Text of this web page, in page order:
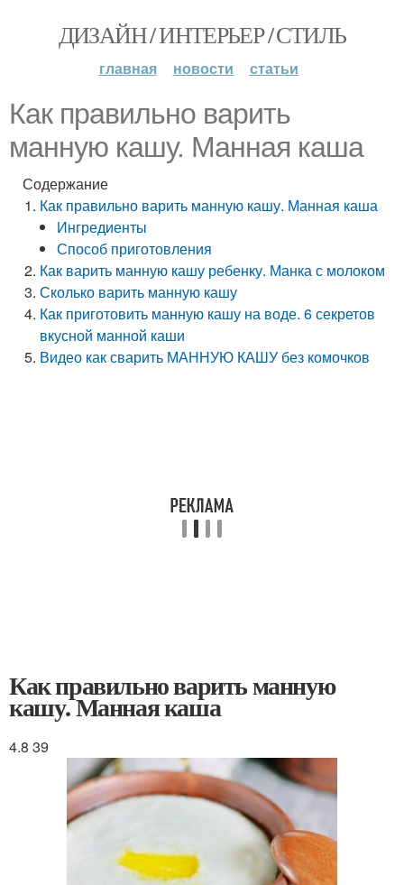
ДИЗАЙН / ИНТЕРЬЕР / СТИЛЬ
главная новости статьи
Как правильно варить
манную кашу. Манная каша
Содержание
Как правильно варить манную кашу. Манная каша
Ингредиенты
Способ приготовления
Как варить манную кашу ребенку. Манка с молоком
Сколько варить манную кашу
Как приготовить манную кашу на воде. 6 секретов
вкусной манной каши
Видео как сварить МАННУЮ КАШУ без комочков
Как правильно варить манную
кашу. Манная каша
4.8 39